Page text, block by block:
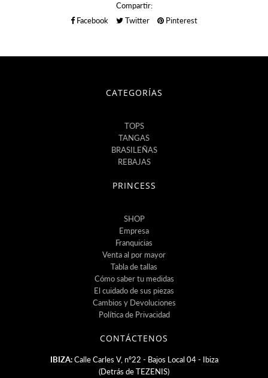
Compartir:
Facebook
Twitter Pinterest
CATEGORÍAS
TOPS
TANGAS
BRASILEÑAS
REBAJAS
PRINCESS
SHOP
Empresa
Franquicias
Venta al por mayor
Tabla de tallas
Cómo saber tu medidas
El cuidado de sus piezas
Cambios y Devoluciones
Política de Privacidad
CONTÁCTENOS
IBIZA:Calle Carles V, nº22 - Bajos Local 04 - Ibiza
(Detrás de TEZENIS)